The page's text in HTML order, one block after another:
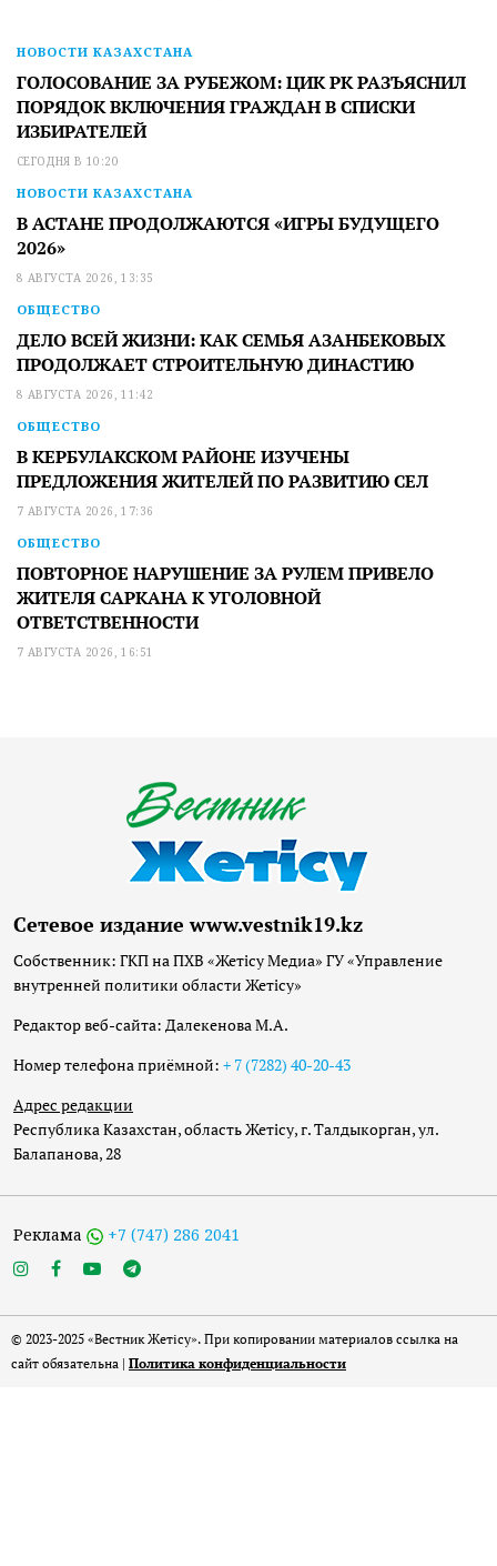
НОВОСТИ КАЗАХСТАНА
ГОЛОСОВАНИЕ ЗА РУБЕЖОМ: ЦИК РК РАЗЪЯСНИЛ
ПОРЯДОК ВКЛЮЧЕНИЯ ГРАЖДАН В СПИСКИ
ИЗБИРАТЕЛЕЙ
СЕГОДНЯ В 10:20
НОВОСТИ КАЗАХСТАНА
В АСТАНЕ ПРОДОЛЖАЮТСЯ «ИГРЫ БУДУЩЕГО
2026»
8 АВГУСТА 2026, 13:35
ОБЩЕСТВО
ДЕЛО ВСЕЙ ЖИЗНИ: КАК СЕМЬЯ АЗАНБЕКОВЫХ
ПРОДОЛЖАЕТ СТРОИТЕЛЬНУЮ ДИНАСТИЮ
8 АВГУСТА 2026, 11:42
ОБЩЕСТВО
В КЕРБУЛАКСКОМ РАЙОНЕ ИЗУЧЕНЫ
ПРЕДЛОЖЕНИЯ ЖИТЕЛЕЙ ПО РАЗВИТИЮ СЕЛ
7 АВГУСТА 2026, 17:36
ОБЩЕСТВО
ПОВТОРНОЕ НАРУШЕНИЕ ЗА РУЛЕМ ПРИВЕЛО
ЖИТЕЛЯ САРКАНА К УГОЛОВНОЙ
ОТВЕТСТВЕННОСТИ
7 АВГУСТА 2026, 16:51
Сетевое издание www.vestnik19.kz
Собственник: ГКП на ПХВ «Жетісу Медиа» ГУ «Управление
внутренней политики области Жетісу»
Редактор веб-сайта: Далекенова М.А.
Номер телефона приёмной: + 7 (7282) 40-20-43
Адрес редакции
Республика Казахстан, область Жетісу, г. Талдыкорган, ул.
Балапанова, 28
Реклама +7 (747) 286 2041
© 2023-2025 «Вестник Жетісу». При копировании материалов ссылка на
сайт обязательна | Политика конфиденциальности